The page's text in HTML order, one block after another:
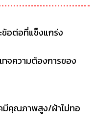
ข้อต่อที่แข็งแกร่ง
จความต้องการของ
มีคุณภาพสูง/ผ้าไม่ทอ